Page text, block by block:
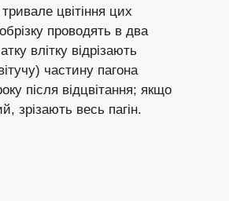
цвітіння цих
проводять в два
влітку відрізають
частину пагона
після відцвітання; якщо
зрізають весь пагін.